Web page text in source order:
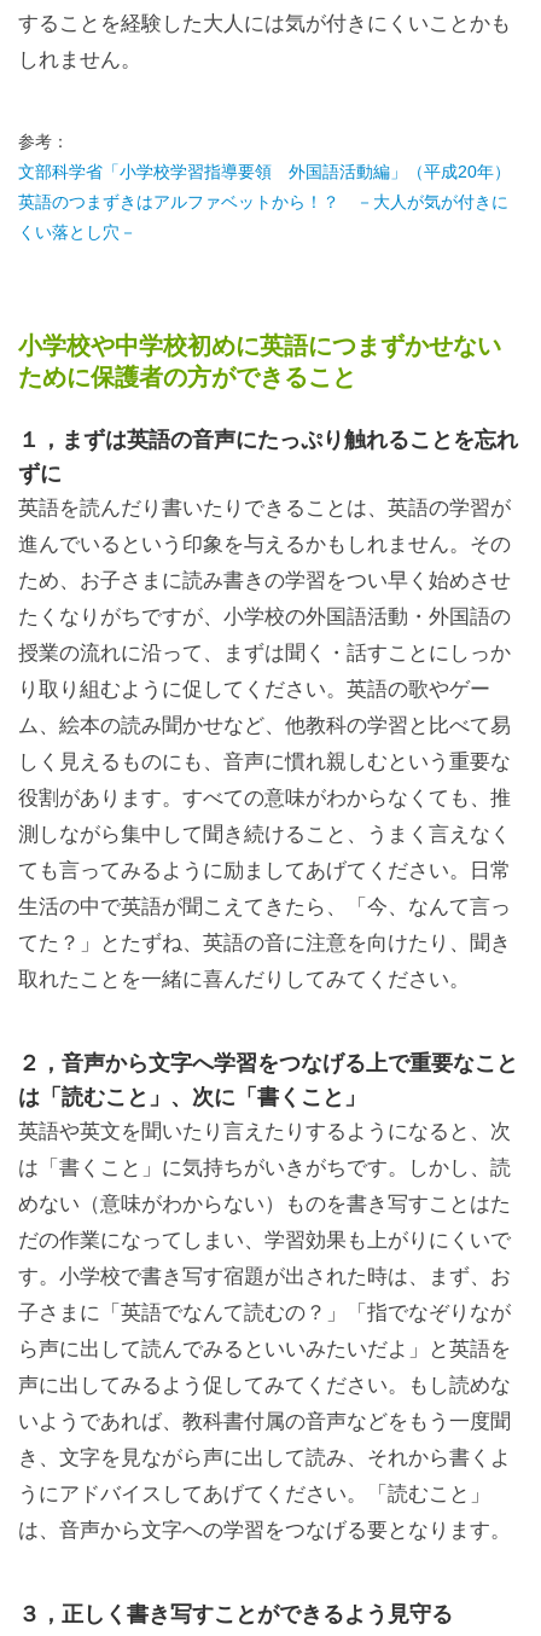
することを経験した大人には気が付きにくいことかも
しれません。
参考：
文部科学省「小学校学習指導要領 外国語活動編」（平成20年）
英語のつまずきはアルファベットから！？ －大人が気が付きに
くい落とし穴－
小学校や中学校初めに英語につまずかせない
ために保護者の方ができること
１，まずは英語の音声にたっぷり触れることを忘れ
ずに
英語を読んだり書いたりできることは、英語の学習が
進んでいるという印象を与えるかもしれません。その
ため、お子さまに読み書きの学習をつい早く始めさせ
たくなりがちですが、小学校の外国語活動・外国語の
授業の流れに沿って、まずは聞く・話すことにしっか
り取り組むように促してください。英語の歌やゲー
ム、絵本の読み聞かせなど、他教科の学習と比べて易
しく見えるものにも、音声に慣れ親しむという重要な
役割があります。すべての意味がわからなくても、推
測しながら集中して聞き続けること、うまく言えなく
ても言ってみるように励ましてあげてください。日常
生活の中で英語が聞こえてきたら、「今、なんて言っ
てた？」とたずね、英語の音に注意を向けたり、聞き
取れたことを一緒に喜んだりしてみてください。
２，音声から文字へ学習をつなげる上で重要なこと
は「読むこと」、次に「書くこと」
英語や英文を聞いたり言えたりするようになると、次
は「書くこと」に気持ちがいきがちです。しかし、読
めない（意味がわからない）ものを書き写すことはた
だの作業になってしまい、学習効果も上がりにくいで
す。小学校で書き写す宿題が出された時は、まず、お
子さまに「英語でなんて読むの？」「指でなぞりなが
ら声に出して読んでみるといいみたいだよ」と英語を
声に出してみるよう促してみてください。もし読めな
いようであれば、教科書付属の音声などをもう一度聞
き、文字を見ながら声に出して読み、それから書くよ
うにアドバイスしてあげてください。「読むこと」
は、音声から文字への学習をつなげる要となります。
３，正しく書き写すことができるよう見守る